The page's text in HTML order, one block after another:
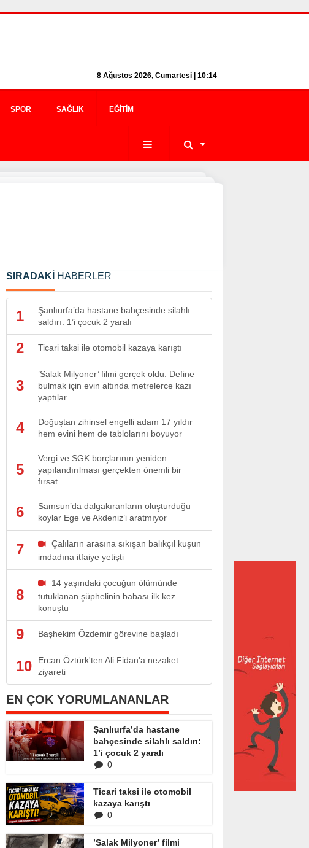
8 Ağustos 2026, Cumartesi | 10:14
SPOR SAĞLIK EĞITIM
SIRADAKİ HABERLER
1
Şanlıurfa’da hastane bahçesinde silahlı
saldırı: 1’i çocuk 2 yaralı
2 Ticari taksi ile otomobil kazaya karıştı
3
’Salak Milyoner’ filmi gerçek oldu: Define
bulmak için evin altında metrelerce kazı
yaptılar
4
Doğuştan zihinsel engelli adam 17 yıldır
hem evini hem de tablolarını boyuyor
5
Vergi ve SGK borçlarının yeniden
yapılandırılması gerçekten önemli bir
fırsat
6
Samsun’da dalgakıranların oluşturduğu
koylar Ege ve Akdeniz’i aratmıyor
7
Çalıların arasına sıkışan balıkçıl kuşun
imdadına itfaiye yetişti
8
14 yaşındaki çocuğun ölümünde
tutuklanan şüphelinin babası ilk kez
konuştu
9 Başhekim Özdemir görevine başladı
10
Ercan Öztürk'ten Ali Fidan'a nezaket
ziyareti
EN ÇOK YORUMLANANLAR
Şanlıurfa’da hastane
bahçesinde silahlı saldırı:
1’i çocuk 2 yaralı
0
Ticari taksi ile otomobil
kazaya karıştı
0
’Salak Milyoner’ filmi